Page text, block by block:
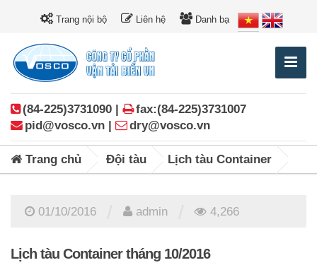
Trang nội bộ Liên hệ Danh bạ
(84-225)3731090 |
fax:(84-225)3731007
pid@vosco.vn |
dry@vosco.vn
Trang chủ Đội tàu Lịch tàu Container
01/10/2016 admin 4,266
Lịch tàu Container tháng 10/2016